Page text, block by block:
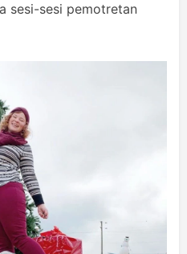
sesi-sesi pemotretan